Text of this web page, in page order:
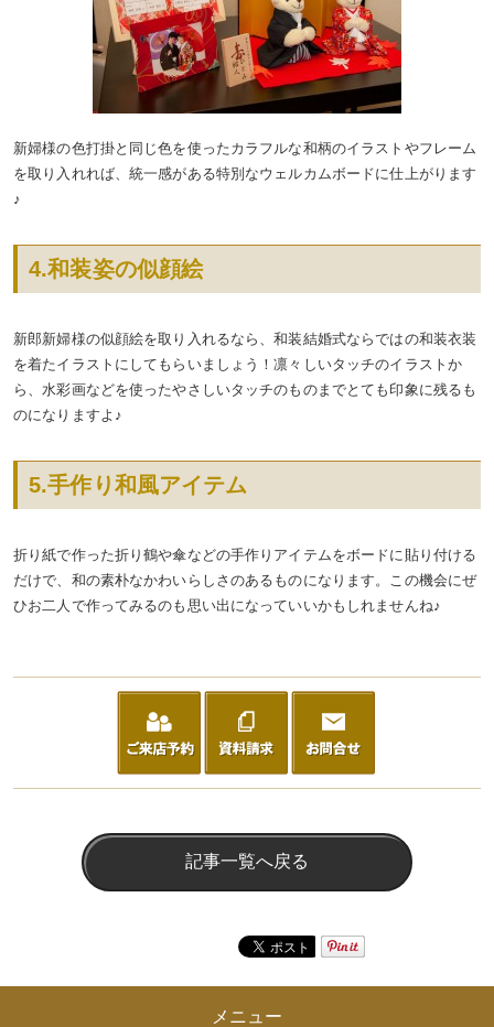
新婦様の色打掛と同じ色を使ったカラフルな和柄のイラストやフレーム
を取り入れれば、統一感がある特別なウェルカムボードに仕上がります
♪
4.和装姿の似顔絵
新郎新婦様の似顔絵を取り入れるなら、和装結婚式ならではの和装衣装
を着たイラストにしてもらいましょう！凛々しいタッチのイラストか
ら、水彩画などを使ったやさしいタッチのものまでとても印象に残るも
のになりますよ♪
5.手作り和風アイテム
折り紙で作った折り鶴や傘などの手作りアイテムをボードに貼り付ける
だけで、和の素朴なかわいらしさのあるものになります。この機会にぜ
ひお二人で作ってみるのも思い出になっていいかもしれませんね♪
記事一覧へ戻る
メニュー